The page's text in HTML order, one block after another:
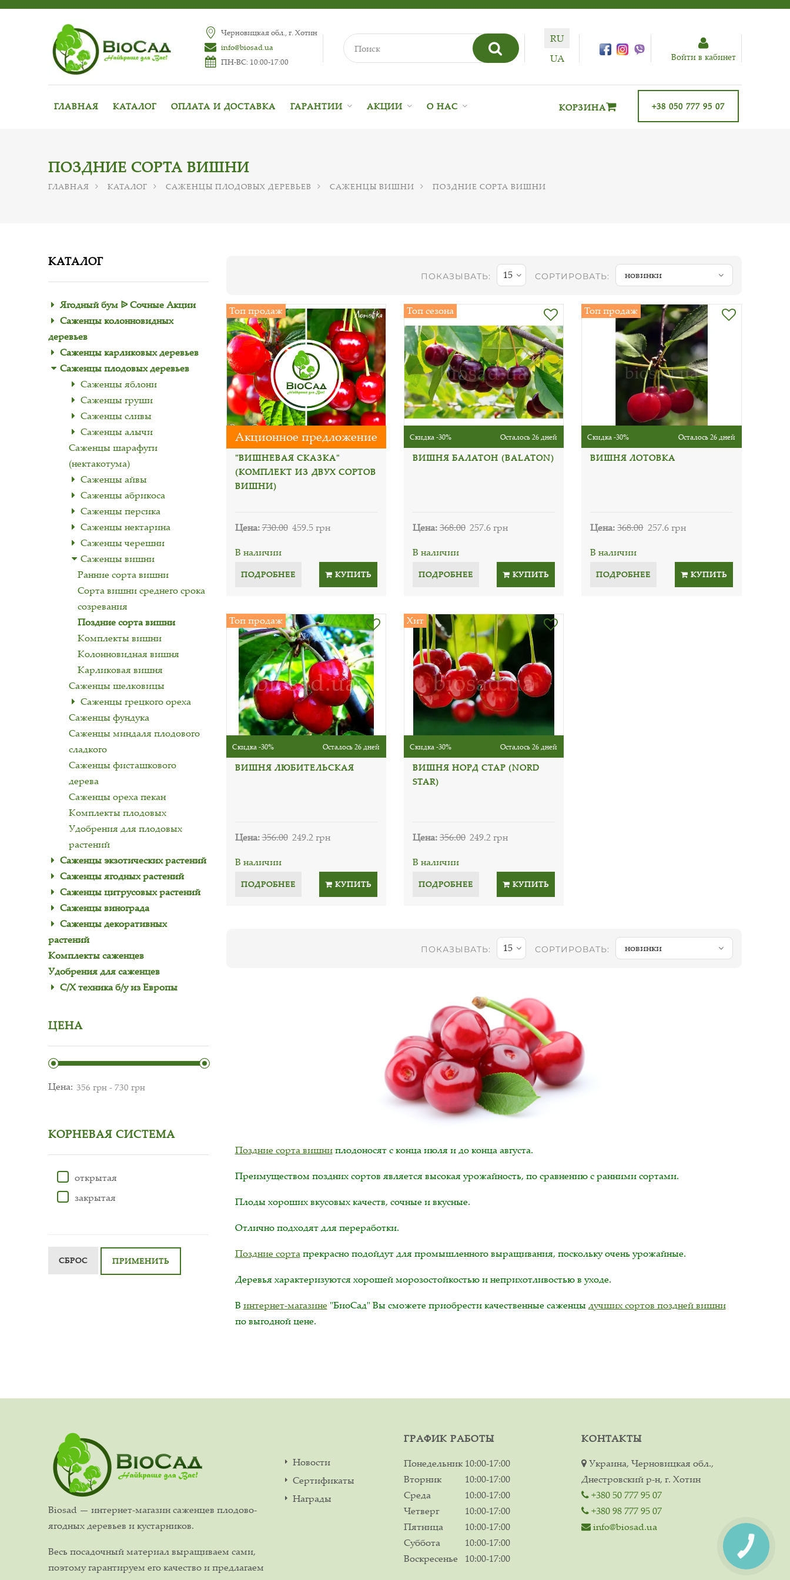
Черновицкая обл., г. Хотин
info@biosad.ua
ПН-ВС: 10:00-17:00
RU
UA
Войти в кабинет
ГЛАВНАЯ КАТАЛОГ ОПЛАТА И ДОСТАВКА ГАРАНТИИ АКЦИИ О НАС +38 050 777 95 07
КОРЗИНА
ПОЗДНИЕ СОРТА ВИШНИ
ГЛАВНАЯ КАТАЛОГ САЖЕНЦЫ ПЛОДОВЫХ ДЕРЕВЬЕВ САЖЕНЦЫ ВИШНИ ПОЗДНИЕ СОРТА ВИШНИ
КАТАЛОГ
Ягодный бум ᐉ Сочные Акции
Саженцы колонновидных
деревьев
Саженцы карликовых деревьев
Саженцы плодовых деревьев
Саженцы яблони
Саженцы груши
Саженцы сливы
Саженцы алычи
Саженцы шарафуги
(нектакотума)
Саженцы айвы
Саженцы абрикоса
Саженцы персика
Саженцы нектарина
Саженцы черешни
Саженцы вишни
Ранние сорта вишни
Сорта вишни среднего срока
созревания
Поздние сорта вишни
Комплекты вишни
Колонновидная вишня
Карликовая вишня
Саженцы шелковицы
Cаженцы грецкого ореха
Саженцы фундука
Саженцы миндаля плодового
сладкого
Саженцы фисташкового
дерева
Саженцы ореха пекан
Комплекты плодовых
Удобрения для плодовых
растений
Саженцы экзотических растений
Саженцы ягодных растений
Саженцы цитрусовых растений
Саженцы винограда
Саженцы декоративных
растений
Комплекты саженцев
Удобрения для саженцев
С/Х техника б/у из Европы
ЦЕНА
Цена:
КОРНЕВАЯ СИСТЕМА
открытая
закрытая
СБРОС ПРИМЕНИТЬ
ПОКАЗЫВАТЬ: 15 СОРТИРОВАТЬ: новинки
Топ продаж
Акционное предложение
"ВИШНЕВАЯ СКАЗКА"
(КОМПЛЕКТ ИЗ ДВУХ СОРТОВ
ВИШНИ)
Цена:730.00 459.5 грн
В наличии
ПОДРОБНЕЕ КУПИТЬ
Топ сезона
Скидка -30% Осталось 26 дней
ВИШНЯ БАЛАТОН (BALATON)
Цена:368.00 257.6 грн
В наличии
ПОДРОБНЕЕ КУПИТЬ
Топ продаж
Скидка -30% Осталось 26 дней
ВИШНЯ ЛОТОВКА
Цена:368.00 257.6 грн
В наличии
ПОДРОБНЕЕ КУПИТЬ
Топ продаж
Скидка -30% Осталось 26 дней
ВИШНЯ ЛЮБИТЕЛЬСКАЯ
Цена:356.00 249.2 грн
В наличии
ПОДРОБНЕЕ КУПИТЬ
Хит
Скидка -30% Осталось 26 дней
ВИШНЯ НОРД СТАР (NORD
STAR)
Цена:356.00 249.2 грн
В наличии
ПОДРОБНЕЕ КУПИТЬ
ПОКАЗЫВАТЬ: 15 СОРТИРОВАТЬ: новинки
Поздние сорта вишниплодоносят с конца июля и до конца августа.
Преимуществом поздних сортов является высокая урожайность, по сравнению с ранними сортами.
Плоды хороших вкусовых качеств, сочные и вкусные.
Отлично подходят для переработки.
Поздние сортапрекрасно подойдут для промышленного выращивания, поскольку очень урожайные.
Деревья характеризуются хорошей морозостойкостью и неприхотливостью в уходе.
В интернет-магазине "БиоСад" Вы сможете приобрести качественные саженцы лучших сортов поздней вишни
по выгодной цене.
Biosad — интернет-магазин саженцев плодово-
ягодных деревьев и кустарников.
Весь посадочный материал выращиваем сами,
поэтому гарантируем его качество и предлагаем
Новости
Сертификаты
Награды
ГРАФИК РАБОТЫ
Понедельник 10:00-17:00
Вторник
10:00-17:00
Среда
10:00-17:00
Четверг
10:00-17:00
Пятница
10:00-17:00
Суббота
10:00-17:00
Воскресенье
10:00-17:00
КОНТАКТЫ
Украина, Черновицкая обл.,
Днестровский р-н, г. Хотин
+380 50 777 95 07
+380 98 777 95 07
info@biosad.ua